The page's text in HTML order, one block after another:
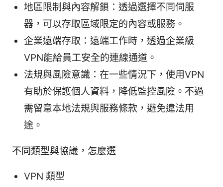
地區限制與內容解鎖：透過選擇不同伺服
器，可以存取區域限定的內容或服務。
企業遠端存取：遠端工作時，透過企業級
VPN能給員工安全的連線通道。
法規與風險意識：在一些情況下，使用VPN
有助於保護個人資料，降低監控風險。不過
需留意本地法規與服務條款，避免違法用
途。
不同類型與協議，怎麼選
VPN 類型